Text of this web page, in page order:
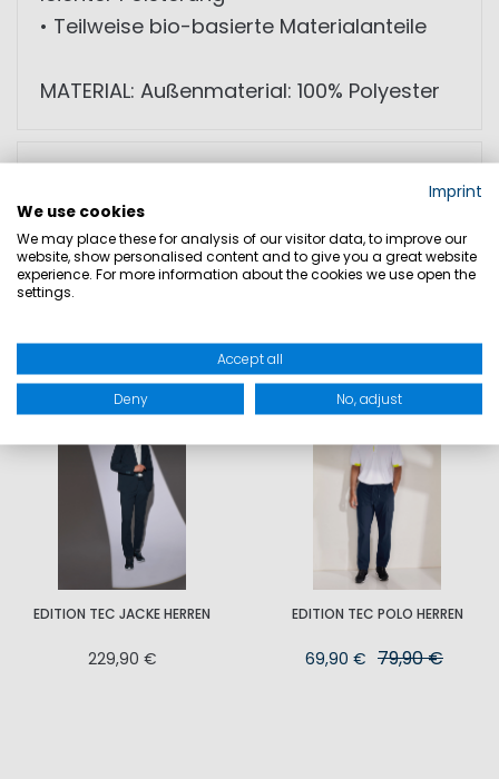
• Teilweise bio-basierte Materialanteile
MATERIAL: Außenmaterial: 100% Polyester
PRODUKTSICHERHEIT
DAZU PASST
EDITION TEC JACKE HERREN
229,90 €
EDITION TEC POLO HERREN
69,90 € 79,90 €
Imprint
We use cookies
We may place these for analysis of our visitor data, to improve our
website, show personalised content and to give you a great website
experience. For more information about the cookies we use open the
settings.
Accept all
Deny No, adjust